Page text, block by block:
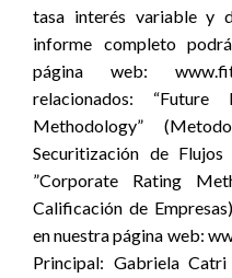
tasa interés variable y
informe completo
página web:
relacionados: “Future
Methodology”
Securitización de
”Corporate Rating
Calificación de
en nuestra página web:
Principal: Gabriela